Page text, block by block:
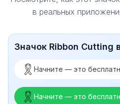
в реальных
Значок Ribbon Cutting
Начните — это
Начните — это